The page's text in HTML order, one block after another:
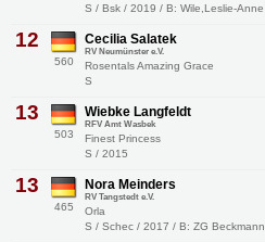
S / Bsk / 2019 / B: Wile,Leslie-Anne
12
560
Cecilia Salatek
RV Neumünster e.V.
Rosentals Amazing Grace
S
13
503
Wiebke Langfeldt
RFV Amt Wasbek
Finest Princess
S / 2015
13
465
Nora Meinders
RV Tangstedt e.V.
Orla
S / Schec / 2017 / B: ZG Beckmann